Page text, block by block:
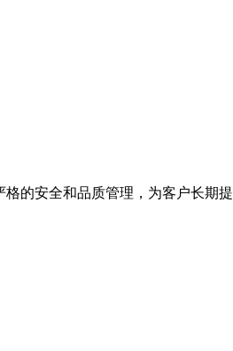
的安全和品质管理，为客户长期